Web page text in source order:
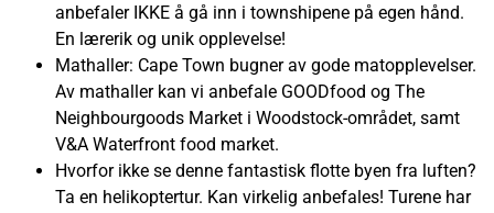
anbefaler IKKE å gå inn i townshipene på egen hånd.
En lærerik og unik opplevelse!
Mathaller: Cape Town bugner av gode matopplevelser.
Av mathaller kan vi anbefale GOODfood og The
Neighbourgoods Market i Woodstock-området, samt
V&A Waterfront food market.
Hvorfor ikke se denne fantastisk flotte byen fra luften?
Ta en helikoptertur. Kan virkelig anbefales! Turene har